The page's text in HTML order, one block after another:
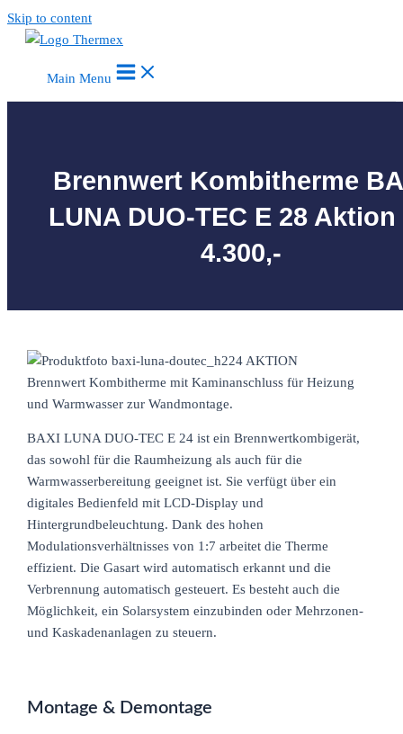
Skip to content
Main Menu
Brennwert Kombitherme
LUNA DUO-TEC E 28 Aktion
4.300,-
Brennwert Kombitherme mit Kaminanschluss für Heizung
und Warmwasser zur Wandmontage.
BAXI LUNA DUO-TEC E 24 istein Brennwertkombigerät,
das sowohl für die Raumheizung als auch für die
Warmwasserbereitung geeignet ist. Sie verfügt überein
digitales Bedienfeld mit LCD-Display und
Hintergrundbeleuchtung.Dank des hohen
Modulationsverhältnisses von 1:7 arbeitet die Therme
effizient.Die Gasart wird automatischerkannt und die
Verbrennung automatisch gesteuert.Es besteht auch die
Möglichkeit, ein Solarsystemeinzubinden oder Mehrzonen-
undKaskadenanlagen zu steuern.
Montage & Demontage